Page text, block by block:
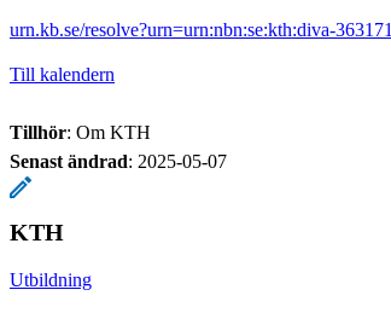
urn.kb.se/resolve?urn=urn:nbn:se:kth:diva-363171
Till kalendern
Tillhör: Om KTH
Senast ändrad: 2025-05-07
KTH
Utbildning